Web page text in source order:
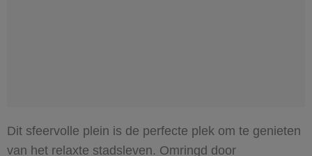
Dit sfeervolle plein is de perfecte plek om te genieten
van het relaxte stadsleven. Omringd door